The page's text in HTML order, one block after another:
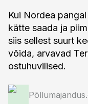
Kui Nordea
kätte saada ja
siis sellest suurt
võida, arvavad
ostuhuvilised.